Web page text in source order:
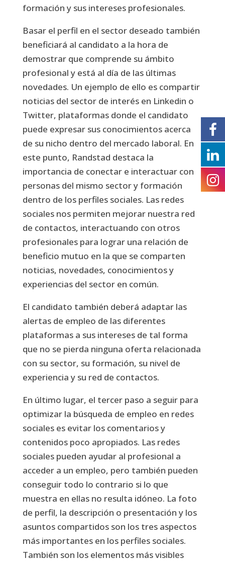
formación y sus intereses profesionales.
Basar el perfil en el sector deseado también
beneficiará al candidato a la hora de
demostrar que comprende su ámbito
profesional y está al día de las últimas
novedades. Un ejemplo de ello es compartir
noticias del sector de interés en Linkedin o
Twitter, plataformas donde el candidato
puede expresar sus conocimientos acerca
de su nicho dentro del mercado laboral. En
este punto, Randstad destaca la
importancia de conectar e interactuar con
personas del mismo sector y formación
dentro de los perfiles sociales. Las redes
sociales nos permiten mejorar nuestra red
de contactos, interactuando con otros
profesionales para lograr una relación de
beneficio mutuo en la que se comparten
noticias, novedades, conocimientos y
experiencias del sector en común.
El candidato también deberá adaptar las
alertas de empleo de las diferentes
plataformas a sus intereses de tal forma
que no se pierda ninguna oferta relacionada
con su sector, su formación, su nivel de
experiencia y su red de contactos.
En último lugar, el tercer paso a seguir para
optimizar la búsqueda de empleo en redes
sociales es evitar los comentarios y
contenidos poco apropiados. Las redes
sociales pueden ayudar al profesional a
acceder a un empleo, pero también pueden
conseguir todo lo contrario si lo que
muestra en ellas no resulta idóneo. La foto
de perfil, la descripción o presentación y los
asuntos compartidos son los tres aspectos
más importantes en los perfiles sociales.
También son los elementos más visibles